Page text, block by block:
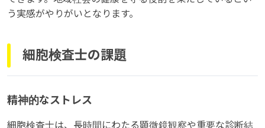
う実感がやりがいとなります。
細胞検査士の課題
精神的なストレス
細胞検査士は、長時間にわたる顕微鏡観察や重要な診断結